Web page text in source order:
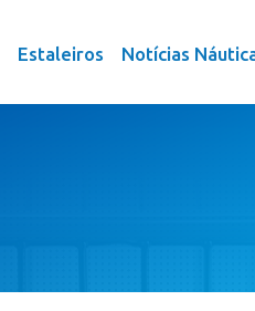
Estaleiros Notícias